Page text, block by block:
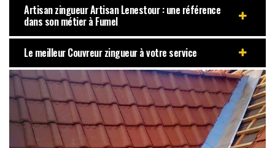
Artisan zingueur Artisan Lenestour : une référence
dans son métier à Fumel
Le meilleur Couvreur zingueur à votre service